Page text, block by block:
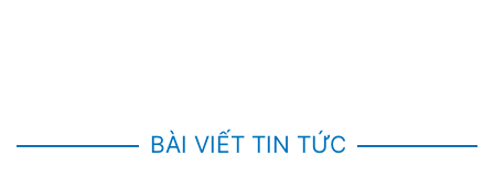
BÀI VIẾT TIN TỨC